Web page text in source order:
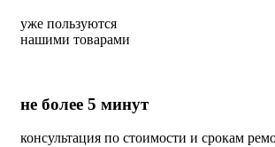
уже пользуются
нашими товарами
не более 5 минут
консультация по стоимости и срокам